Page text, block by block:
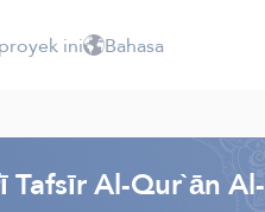
ini Bahasa
Al-Qur`ān Al-